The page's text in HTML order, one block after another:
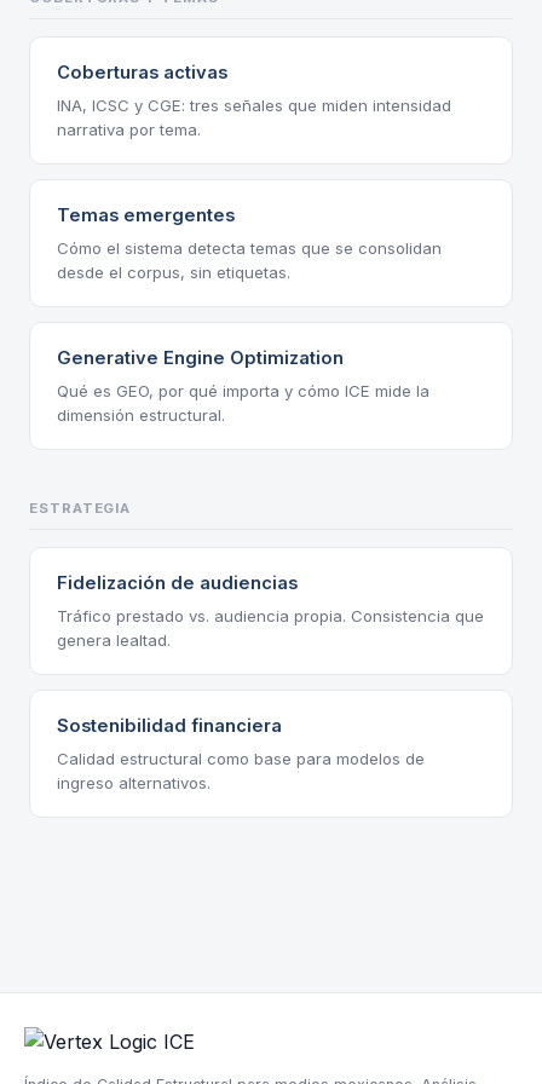
Coberturas activas
INA, ICSC y CGE: tres señales que miden intensidad
narrativa por tema.
Temas emergentes
Cómo el sistema detecta temas que se consolidan
desde el corpus, sin etiquetas.
Generative Engine Optimization
Qué es GEO, por qué importa y cómo ICE mide la
dimensión estructural.
ESTRATEGIA
Fidelización de audiencias
Tráfico prestado vs. audiencia propia. Consistencia que
genera lealtad.
Sostenibilidad financiera
Calidad estructural como base para modelos de
ingreso alternativos.